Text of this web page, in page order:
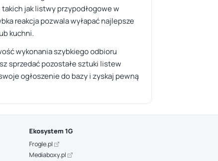
jak listwy przypodłogowe w
reakcja pozwala wyłapać najlepsze
kuchni.
wykonania szybkiego odbioru
sprzedać pozostałe sztuki listew
ogłoszenie do bazy i zyskaj pewną
Ekosystem 1G
Frogle.pl
Mediaboxy.pl